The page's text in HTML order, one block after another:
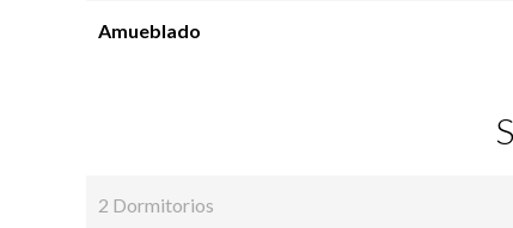
Amueblado
2 Dormitorios